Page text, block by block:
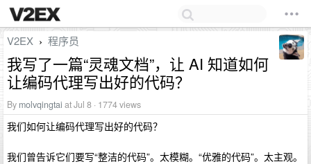
V2EX › 程序员
我写了一篇“灵魂文档”，让 AI 知道如何
让编码代理写出好的代码？
By molvqingtai at Jul 8 · 1774 views
我们如何让编码代理写出好的代码？
我们曾告诉它们要写“整洁的代码”。太模糊。“优雅的代码”。太主观。